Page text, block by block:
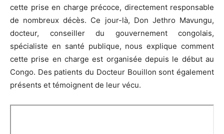
cette prise en charge précoce, directement responsable
de nombreux décès. Ce jour-là, Don Jethro Mavungu,
docteur, conseiller du gouvernement congolais,
spécialiste en santé publique, nous explique comment
cette prise en charge est organisée depuis le début au
Congo. Des patients du Docteur Bouillon sont également
présents et témoignent de leur vécu.